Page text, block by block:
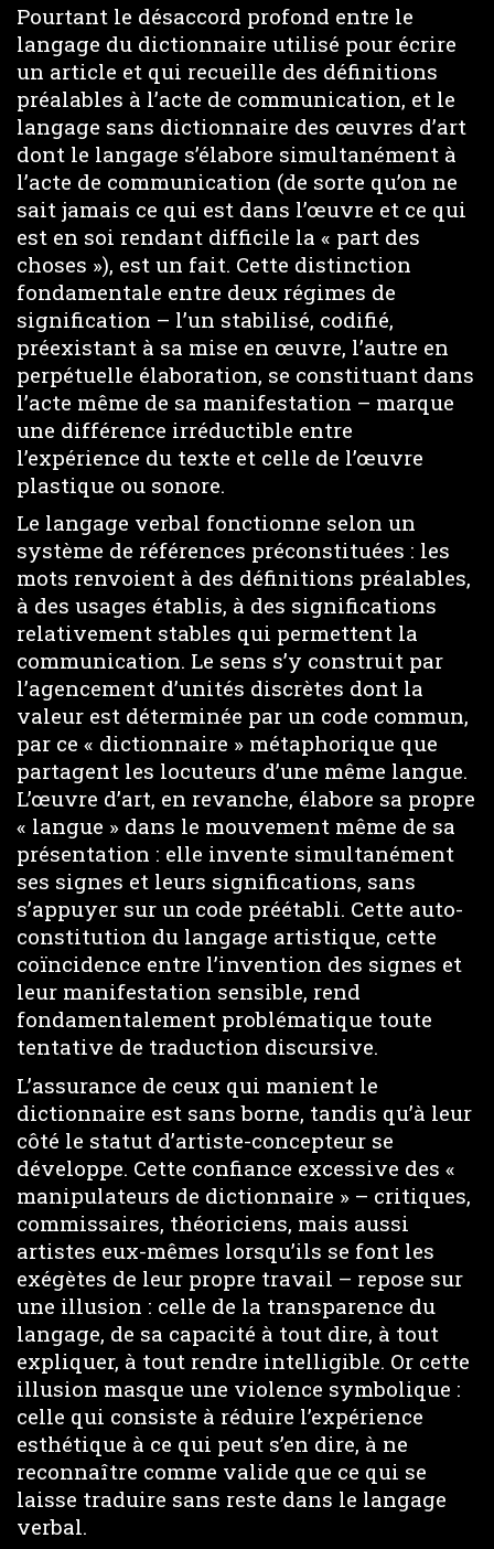
Pourtant le désaccord profond entre le
langage du dictionnaire utilisé pour écrire
un article et qui recueille des définitions
préalables à l’acte de communication, et le
langage sans dictionnaire des œuvres d’art
dont le langage s’élabore simultanément à
l’acte de communication (de sorte qu’on ne
sait jamais ce qui est dans l’œuvre et ce qui
est en soi rendant difficile la « part des
choses »), est un fait. Cette distinction
fondamentale entre deux régimes de
signification – l’un stabilisé, codifié,
préexistant à sa mise en œuvre, l’autre en
perpétuelle élaboration, se constituant dans
l’acte même de sa manifestation – marque
une différence irréductible entre
l’expérience du texte et celle de l’œuvre
plastique ou sonore.
Le langage verbal fonctionne selon un
système de références préconstituées : les
mots renvoient à des définitions préalables,
à des usages établis, à des significations
relativement stables qui permettent la
communication. Le sens s’y construit par
l’agencement d’unités discrètes dont la
valeur est déterminée par un code commun,
par ce « dictionnaire » métaphorique que
partagent les locuteurs d’une même langue.
L’œuvre d’art, en revanche, élabore sa propre
« langue » dans le mouvement même de sa
présentation : elle invente simultanément
ses signes et leurs significations, sans
s’appuyer sur un code préétabli. Cette auto-
constitution du langage artistique, cette
coïncidence entre l’invention des signes et
leur manifestation sensible, rend
fondamentalement problématique toute
tentative de traduction discursive.
L’assurance de ceux qui manient le
dictionnaire est sans borne, tandis qu’à leur
côté le statut d’artiste-concepteur se
développe. Cette confiance excessive des «
manipulateurs de dictionnaire » – critiques,
commissaires, théoriciens, mais aussi
artistes eux-mêmes lorsqu’ils se font les
exégètes de leur propre travail – repose sur
une illusion : celle de la transparence du
langage, de sa capacité à tout dire, à tout
expliquer, à tout rendre intelligible. Or cette
illusion masque une violence symbolique :
celle qui consiste à réduire l’expérience
esthétique à ce qui peut s’en dire, à ne
reconnaître comme valide que ce qui se
laisse traduire sans reste dans le langage
verbal.